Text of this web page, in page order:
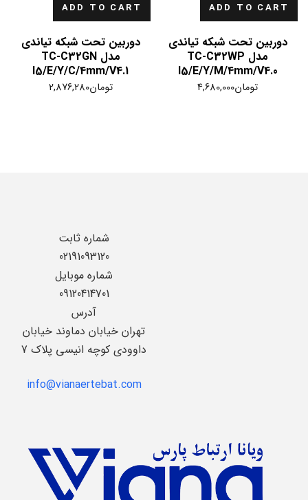
ADD TO CART
دوربین تحت شبکه تیاندی
مدل TC-C32WP
I5/E/Y/M/4mm/V4.0
تومان4,680,000
ADD TO CART
دوربین تحت شبکه تیاندی
مدل TC-C32GN
I5/E/Y/C/4mm/V4.1
تومان2,876,280
شماره ثابت
02191093120
شماره موبایل
09120414701
آدرس
تهران خیابان دماوند خیابان
داوودی کوچه انیسی پلاک 7
info@vianaertebat.com